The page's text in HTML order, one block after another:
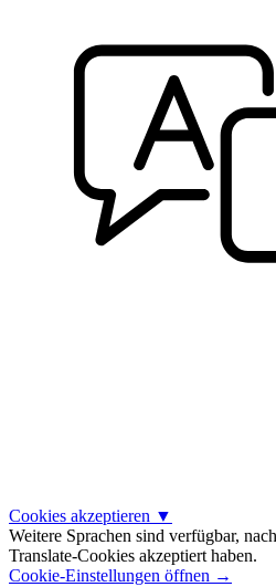
Cookies akzeptieren ▼
Weitere Sprachen sind verfügbar,
Translate-Cookies akzeptiert haben.
Cookie-Einstellungen öffnen →